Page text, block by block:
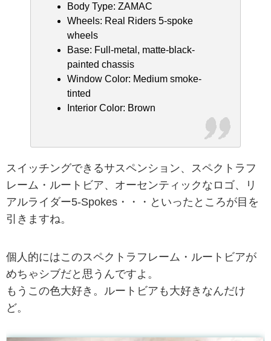
Body Type: ZAMAC
Wheels: Real Riders 5-spoke
wheels
Base: Full-metal, matte-black-
painted chassis
Window Color: Medium smoke-
tinted
Interior Color: Brown
スイッチングできるサスペンション、スペクトラフ
レーム・ルートビア、オーセンティックなロゴ、リ
アルライダー5-Spokes・・・といったところが目を
引きますね。
個人的にはこのスペクトラフレーム・ルートビアが
めちゃシブだと思うんですよ。
もうこの色大好き。ルートビアも大好きなんだけ
ど。